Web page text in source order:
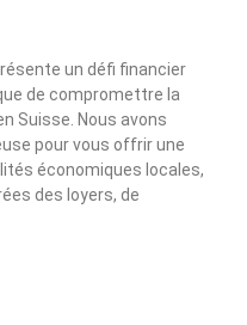
un défi financier
de compromettre la
Suisse. Nous avons
pour vous offrir une
économiques locales,
des loyers, de